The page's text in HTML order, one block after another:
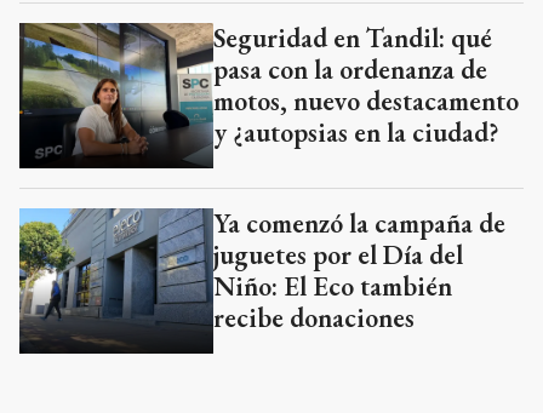
Seguridad en Tandil: qué
pasa con la ordenanza de
motos, nuevo destacamento
y ¿autopsias en la ciudad?
Ya comenzó la campaña de
juguetes por el Día del
Niño: El Eco también
recibe donaciones